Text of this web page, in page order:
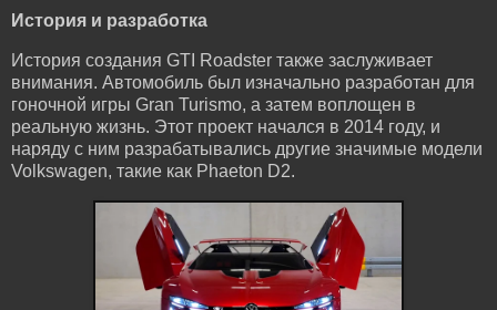
История и разработка
История создания GTI Roadster также заслуживает
внимания. Автомобиль был изначально разработан для
гоночной игры Gran Turismo, а затем воплощен в
реальную жизнь. Этот проект начался в 2014 году, и
наряду с ним разрабатывались другие значимые модели
Volkswagen, такие как Phaeton D2.